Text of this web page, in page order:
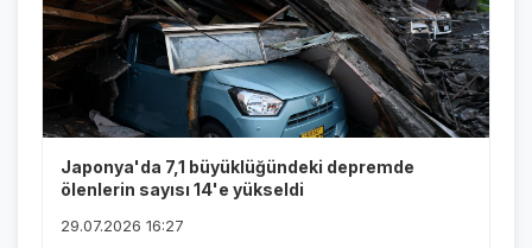
Japonya'da 7,1 büyüklüğündeki depremde
ölenlerin sayısı 14'e yükseldi
29.07.2026 16:27